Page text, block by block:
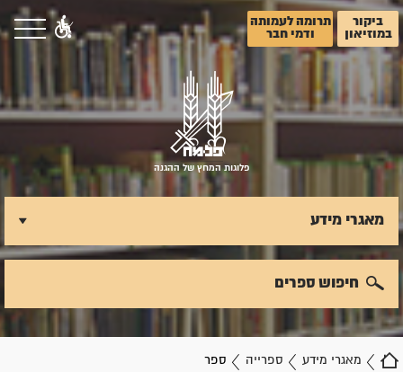
ביקור
במוזיאון
תרומה לעמותה
ודמי חבר
פלוגות המחץ של ההגנה
מאגרי מידע ספרייה ספר
מאגרי מידע
חיפוש ספרים